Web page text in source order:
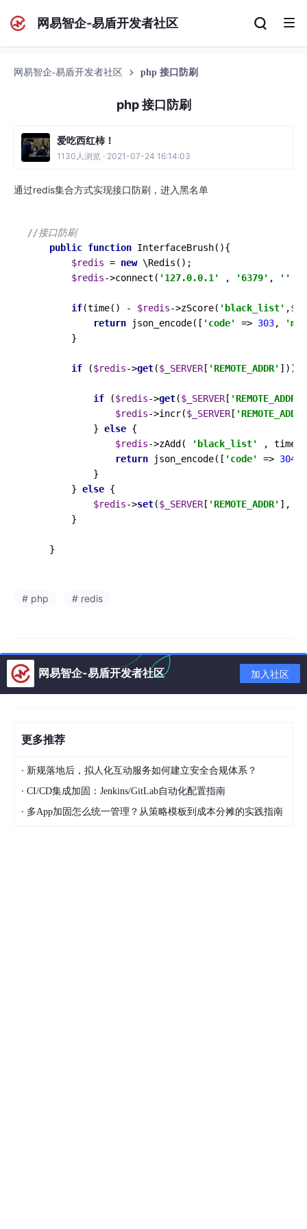
网易智企-易盾开发者社区
网易智企-易盾开发者社区 php 接口防刷
php 接口防刷
爱吃西红柿！
1130人浏览 · 2021-07-24 16:14:03
通过redis集合方式实现接口防刷，进入黑名单
//接口防刷
public function InterfaceBrush(){
$redis = new \Redis();
$redis->connect( '127.0.0.1' , '6379' , ''
if(time() - $redis->zScore( 'black_list' ,
return json_encode([ 'code' => 303,
        }
if ($redis->get($_SERVER [ 'REMOTE_ADDR' ])) {
if ($redis->get($_SERVER [ 'REMOTE_ADDR'
$redis->incr($_SERVER [ 'REMOTE_ADDR'
            }
else {
$redis->zAdd( 'black_list'
,
return json_encode([ 'code' => 304
            }
        }
else {
$redis->set($_SERVER [ 'REMOTE_ADDR' ],
        }
# php # redis
网易智企-易盾开发者社区 加入社区
更多推荐
· 新规落地后，拟人化互动服务如何建立安全合规体系？
· CI/CD集成加固：Jenkins/GitLab自动化配置指南
· 多App加固怎么统一管理？从策略模板到成本分摊的实践指南